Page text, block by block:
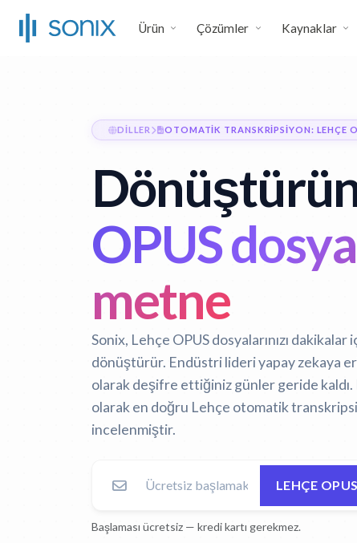
Ürün Çözümler Kaynaklar
DILLER OTOMATIK TRANSKRIPSIYON: LEHÇE
OPUS
metne
Sonix, Lehçe OPUS dosyalarınızı
dönüştürür. Endüstri lideri yapay zekaya
olarak deşifre ettiğiniz günler geride kaldı.
olarak en doğru Lehçe otomatik
incelenmiştir.
LEHÇE
Başlaması ücretsiz — kredi kartı gerekmez.